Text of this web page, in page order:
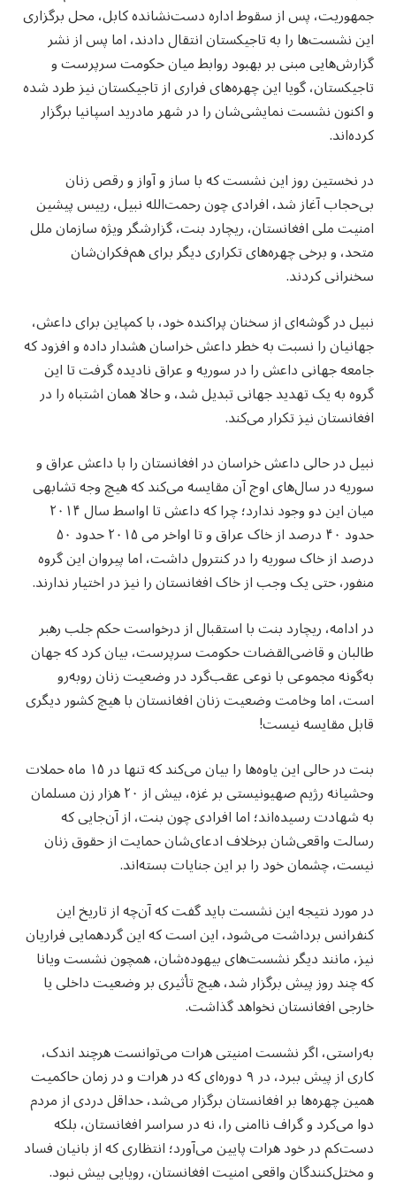
جمهوریت، پس از سقوط اداره دست‌نشانده کابل، محل برگزاری
این نشست‌ها را به تاجیکستان انتقال دادند، اما پس از نشر
گزارش‌هایی مبنی بر بهبود روابط میان حکومت سرپرست و
تاجیکستان، گویا این چهره‌های فراری از تاجیکستان نیز طرد شده
و اکنون نشست نمایشی‌شان را در شهر مادرید اسپانیا برگزار
کرده‌اند.
در نخستین روز این نشست که با ساز و آواز و رقص زنان
بی‌حجاب آغاز شد، افرادی چون رحمت‌الله نبیل، رییس پیشین
امنیت ملی افغانستان، ریچارد بنت، گزارشگر ویژه سازمان ملل
متحد، و برخی چهره‌های تکراری دیگر برای هم‌فکران‌شان
سخنرانی کردند.
نبیل در گوشه‌ای از سخنان پراکنده خود، با کمپاین برای داعش،
جهانیان را نسبت به خطر داعش خراسان هشدار داده و افزود که
جامعه جهانی داعش را در سوریه و عراق نادیده گرفت تا این
گروه به یک تهدید جهانی تبدیل شد، و حالا همان اشتباه را در
افغانستان نیز تکرار می‌کند.
نبیل در حالی داعش خراسان در افغانستان را با داعش عراق و
سوریه در سال‌های اوج آن مقایسه می‌کند که هیچ وجه تشابهی
میان این دو وجود ندارد؛ چرا که داعش تا اواسط سال ۲۰۱۴
حدود ۴۰ درصد از خاک عراق و تا اواخر می ۲۰۱۵ حدود ۵۰
درصد از خاک سوریه را در کنترول داشت، اما پیروان این گروه
منفور، حتی یک وجب از خاک افغانستان را نیز در اختیار ندارند.
در ادامه، ریچارد بنت با استقبال از درخواست حکم جلب رهبر
طالبان و قاضی‌القضات حکومت سرپرست، بیان کرد که جهان
به‌گونه مجموعی با نوعی عقب‌گرد در وضعیت زنان روبه‌رو
است، اما وخامت وضعیت زنان افغانستان با هیچ کشور دیگری
قابل مقایسه نیست!
بنت در حالی این یاوه‌ها را بیان می‌کند که تنها در ۱۵ ماه حملات
وحشیانه رژیم صهیونیستی بر غزه، بیش از ۲۰ هزار زن مسلمان
به شهادت رسیده‌اند؛ اما افرادی چون بنت، از آن‌جایی که
رسالت واقعی‌شان برخلاف ادعای‌شان حمایت از حقوق زنان
نیست، چشمان خود را بر این جنایات بسته‌اند.
در مورد نتیجه این نشست باید گفت که آن‌چه از تاریخ این
کنفرانس برداشت می‌شود، این است که این گردهمایی فراریان
نیز، مانند دیگر نشست‌های بیهوده‌شان، همچون نشست ویانا
که چند روز پیش برگزار شد، هیچ تأثیری بر وضعیت داخلی یا
خارجی افغانستان نخواهد گذاشت.
به‌راستی، اگر نشست امنیتی هرات می‌توانست هرچند اندک،
کاری از پیش ببرد، در ۹ دوره‌ای که در هرات و در زمان حاکمیت
همین چهره‌ها بر افغانستان برگزار می‌شد، حداقل دردی از مردم
دوا می‌کرد و گراف ناامنی را، نه در سراسر افغانستان، بلکه
دست‌کم در خود هرات پایین می‌آورد؛ انتظاری که از بانیان فساد
و مختل‌کنندگان واقعی امنیت افغانستان، رویایی بیش نبود.